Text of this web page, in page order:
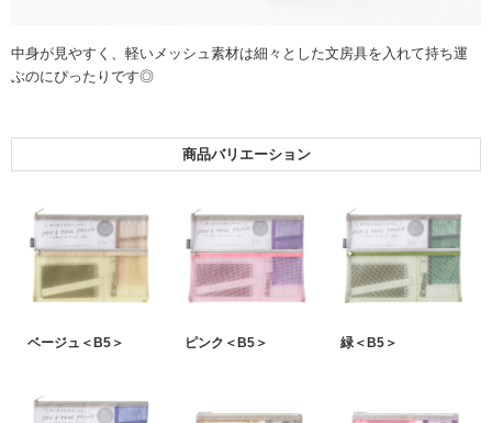
中身が見やすく、軽いメッシュ素材は細々とした文房具を入れて持ち運
ぶのにぴったりです◎
商品バリエーション
ベージュ＜B5＞ ピンク＜B5＞ 緑＜B5＞